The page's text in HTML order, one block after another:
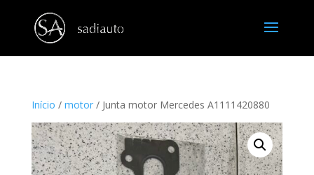
Início / motor/ Junta motor Mercedes A1111420880